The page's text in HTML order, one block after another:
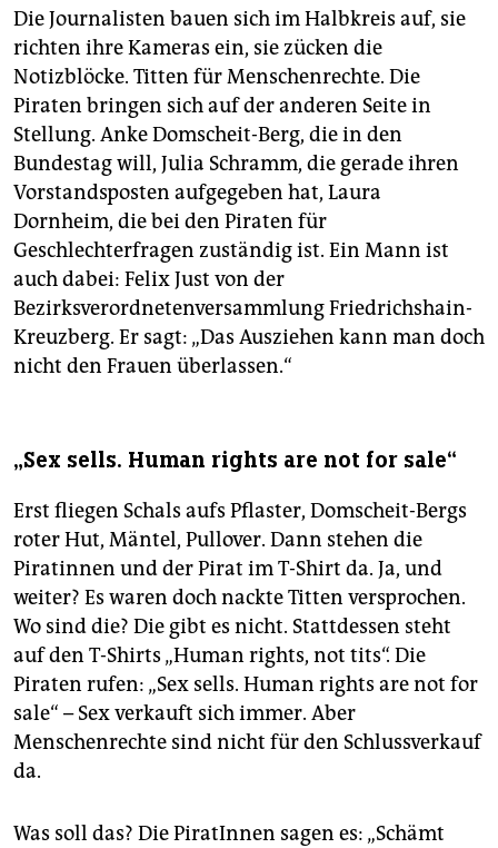
Die Journalisten bauen sich im Halbkreis auf, sie
richten ihre Kameras ein, sie zücken die
Notizblöcke. Titten für Menschenrechte. Die
Piraten bringen sich auf der anderen Seite in
Stellung. Anke Domscheit-Berg, die in den
Bundestag will, Julia Schramm, die gerade ihren
Vorstandsposten aufgegeben hat, Laura
Dornheim, die bei den Piraten für
Geschlechterfragen zuständig ist. Ein Mann ist
auch dabei: Felix Just von der
Bezirksverordnetenversammlung Friedrichshain-
Kreuzberg. Er sagt: „Das Ausziehen kann man doch
nicht den Frauen überlassen.“
„Sex sells. Human rights are not for sale“
Erst fliegen Schals aufs Pflaster, Domscheit-Bergs
roter Hut, Mäntel, Pullover. Dann stehen die
Piratinnen und der Pirat im T-Shirt da. Ja, und
weiter? Es waren doch nackte Titten versprochen.
Wo sind die? Die gibt es nicht. Stattdessen steht
auf den T-Shirts „Human rights, not tits“. Die
Piraten rufen: „Sex sells. Human rights are not for
sale“ – Sex verkauft sich immer. Aber
Menschenrechte sind nicht für den Schlussverkauf
da.
Was soll das? Die PiratInnen sagen es: „Schämt